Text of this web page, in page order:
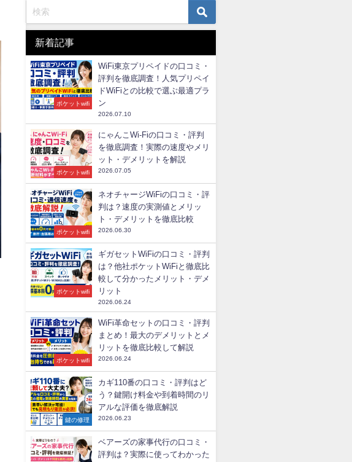
新着記事
ポケットwifi
WiFi東京プリペイドの口コミ・
評判を徹底調査！人気プリペイ
ドWiFiとの比較で選ぶ最適プラ
ン
2026.07.10
ポケットwifi
にゃんこWi-Fiの口コミ・評判
を徹底調査！実際の速度やメリ
ット・デメリットを解説
2026.07.05
ポケットwifi
ネオチャージWiFiの口コミ・評
判は？速度の実測値とメリッ
ト・デメリットを徹底比較
2026.06.30
ポケットwifi
ギガセットWiFiの口コミ・評判
は？他社ポケットWiFiと徹底比
較して分かったメリット・デメ
リット
2026.06.24
ポケットwifi
WiFi革命セットの口コミ・評判
まとめ！最大のデメリットとメ
リットを徹底比較して解説
2026.06.24
鍵の修理
カギ110番の口コミ・評判はど
う？鍵開け料金や到着時間のリ
アルな評価を徹底解説
2026.06.23
ベアーズの家事代行の口コミ・
評判は？実際に使ってわかった